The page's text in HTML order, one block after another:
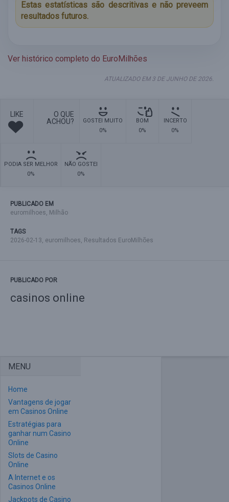
Estas estatísticas são descritivas e não preveem
resultados futuros.
Ver histórico completo do EuroMilhões
ATUALIZADO EM 3 DE JUNHO DE 2026.
LIKE
O QUE
ACHOU?
GOSTEI MUITO
0%
BOM
0%
INCERTO
0%
PODIA SER MELHOR
0%
NÃO GOSTEI
0%
PUBLICADO EM
euromilhoes, Milhão
TAGS
2026-02-13, euromilhoes, Resultados EuroMilhões
PUBLICADO POR
casinos online
MENU
Home
Vantagens de jogar
em Casinos Online
Estratégias para
ganhar num Casino
Online
Slots de Casino
Online
A Internet e os
Casinos Online
Jackpots de Casino